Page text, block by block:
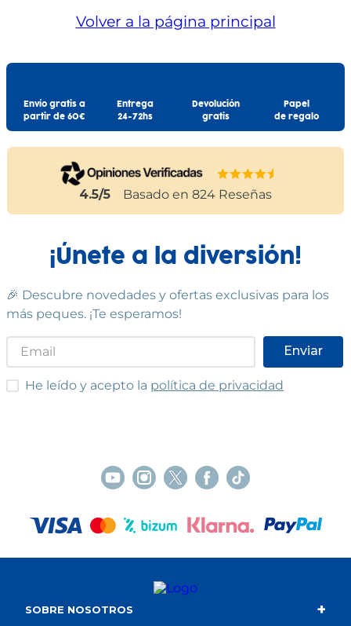
Volver a la página principal
Envío gratis a
partir de 60€
Entrega
24-72hs
Devolución
gratis
Papel
de regalo
4.5/5 Basado en 824 Reseñas
¡Únete a la diversión!
🎉 Descubre novedades y ofertas exclusivas para los
más peques. ¡Te esperamos!
Enviar
He leído y acepto las condiciones
He leído y acepto la política de privacidad
SOBRE NOSOTROS +